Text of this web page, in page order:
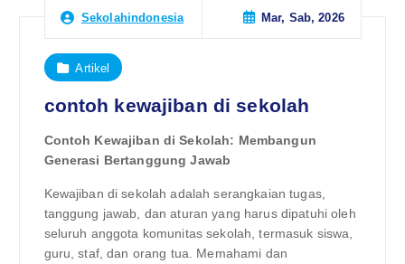
Sekolahindonesia Mar, Sab, 2026
Artikel
contoh kewajiban di sekolah
Contoh Kewajiban di Sekolah: Membangun
Generasi Bertanggung Jawab
Kewajiban di sekolah adalah serangkaian tugas,
tanggung jawab, dan aturan yang harus dipatuhi oleh
seluruh anggota komunitas sekolah, termasuk siswa,
guru, staf, dan orang tua. Memahami dan